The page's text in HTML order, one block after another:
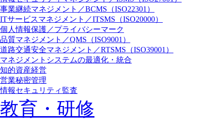
事業継続マネジメント／BCMS（ISO22301）
ITサービスマネジメント／ITSMS（ISO20000）
個人情報保護／プライバシーマーク
品質マネジメント／QMS（ISO9001）
道路交通安全マネジメント／RTSMS（ISO39001）
マネジメントシステムの最適化・統合
知的資産経営
営業秘密管理
情報セキュリティ監査
教育・研修